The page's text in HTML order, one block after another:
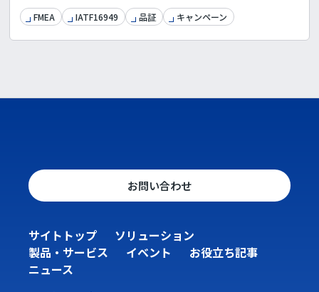
FMEA IATF16949 品証 キャンペーン
お問い合わせ
サイトトップ
ソリューション
製品・サービス
イベント
お役立ち記事
ニュース